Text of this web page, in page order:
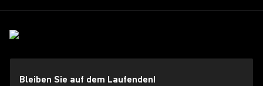
Bleiben Sie auf dem Laufenden!